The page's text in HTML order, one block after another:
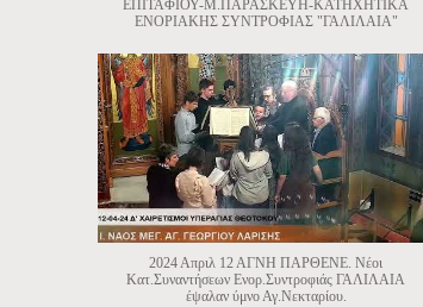
ΕΠΙΤΑΦΙΟΥ-Μ.ΠΑΡΑΣΚΕΥΗ-ΚΑΤΗΧΗΤΙΚΑ
ΕΝΟΡΙΑΚΗΣ ΣΥΝΤΡΟΦΙΑΣ "ΓΑΛΙΛΑΙΑ"
2024 Απριλ 12 ΑΓΝΗ ΠΑΡΘΕΝΕ. Νέοι
Κατ.Συναντήσεων Ενορ.Συντροφιάς ΓΑΛΙΛΑΙΑ
έψαλαν ύμνο Αγ.Νεκταρίου.